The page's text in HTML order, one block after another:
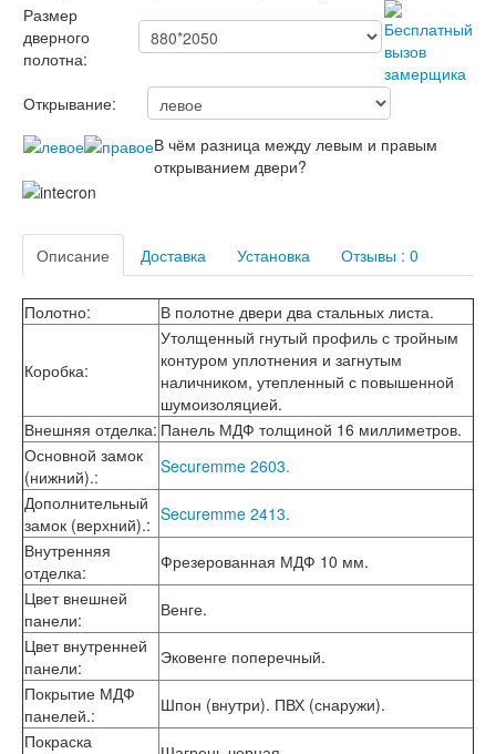
Лабиринт Кармина
Лабиринт Классик Антик медный
Лабиринт Кредор
Лабиринт Лаб Про
Лабиринт Лайн Вайт
Лабиринт Леолаб
Лабиринт Лондон
Лабиринт Норд Плюс
Лабиринт Нью Йорк
Лабиринт Пазл
Лабиринт Пиано
Лабиринт Пиано Смарт 2.0
Лабиринт Платинум
Лабиринт Полярис лайт
Лабиринт Роял
Лабиринт Сильвер
Лабиринт Сияна
Лабиринт Скайлаб
Лабиринт Скандия
Лабиринт Смартлаб
Лабиринт Соналаб
Лабиринт Термолайт
Лабиринт Термомагнит
Лабиринт Трендо
Лабиринт Тундра Плюс
Лабиринт Урбан
Лабиринт Шторм
Лабиринт Эволаб
Размер
дверного
полотна:
Открывание:
В чём разница между левым и правым
открыванием двери?
Описание Доставка Установка Отзывы : 0
Полотно: В полотне двери два стальных листа.
Коробка:
Утолщенный гнутый профиль с тройным
контуром уплотнения и загнутым
наличником, утепленный с повышенной
шумоизоляцией.
Внешняя отделка: Панель МДФ толщиной 16 миллиметров.
Основной замок
(нижний).:
Securemme 2603.
Дополнительный
замок (верхний).: Securemme 2413.
Внутренняя
отделка:
Фрезерованная МДФ 10 мм.
Цвет внешней
панели:
Венге.
Цвет внутренней
панели:
Эковенге поперечный.
Покрытие МДФ
панелей.:
Шпон (внутри). ПВХ (снаружи).
Покраска